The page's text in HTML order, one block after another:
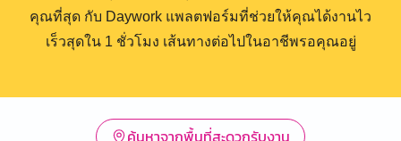
คุณที่สุด กับ Daywork แพลตฟอร์มที่ช่วยให้คุณได้งานไว
เร็วสุดใน 1 ชั่วโมง เส้นทางต่อไปในอาชีพรอคุณอยู่
ค้นหาจากพื้นที่สะดวกรับงาน